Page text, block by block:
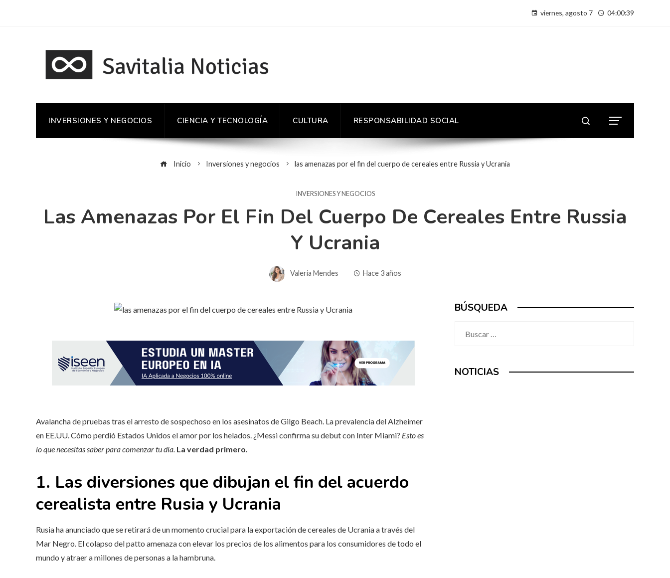
viernes, agosto 7 04:00:40
INVERSIONES Y NEGOCIOS CIENCIA Y TECNOLOGÍA CULTURA RESPONSABILIDAD SOCIAL
Inicio Inversiones y negocios las amenazas por el fin del cuerpo de cereales entre Russia y Ucrania
INVERSIONES Y NEGOCIOS
Las Amenazas Por El Fin Del Cuerpo De Cereales Entre Russia
Y Ucrania
Valeria Mendes Hace 3 años
Avalancha de pruebas tras el arresto de sospechoso en los asesinatos de Gilgo Beach. La prevalencia del Alzheimer
en EE.UU. Cómo perdió Estados Unidos el amor por los helados. ¿Messi confirma su debut con Inter Miami? Esto es
lo que necesitas saber para comenzar tu día. La verdad primero.
1. Las diversiones que dibujan el fin del acuerdo
cerealista entre Rusia y Ucrania
Rusia ha anunciado que se retirará de un momento crucial para la exportación de cereales de Ucrania a través del
Mar Negro. El colapso del patto amenaza conelevar los precios de los alimentos para los consumidores de todo el
mundo y atraer a millones de personas a la hambruna.
BÚSQUEDA
NOTICIAS